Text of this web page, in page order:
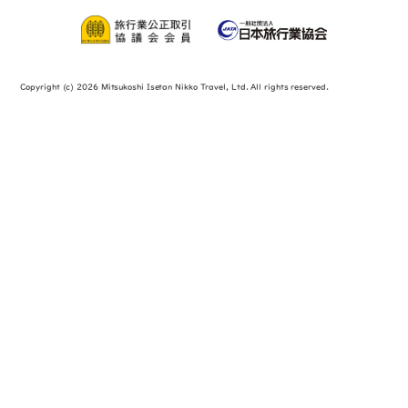
Copyright (c) 2026 Mitsukoshi Isetan Nikko Travel, Ltd. All rights reserved.